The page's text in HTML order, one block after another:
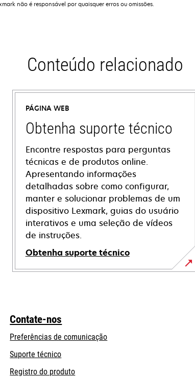
não é responsável por quaisquer erros ou omissões.
Conteúdo relacionado
PÁGINA WEB
Obtenha suporte técnico
Encontre respostas para perguntas
técnicas e de produtos online.
Apresentando informações
detalhadas sobre como configurar,
manter e solucionar problemas de um
dispositivo Lexmark, guias do usuário
interativos e uma seleção de vídeos
de instruções.
Obtenha suporte técnico
opens
tab
Contate-nos
Preferências de comunicação
Suporte técnicoopens
in
Registro do produto